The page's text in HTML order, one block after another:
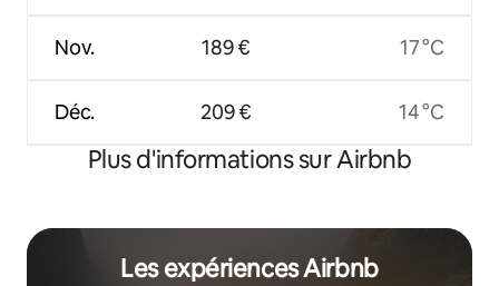
Nov.
Déc.
189 €
209 €
17 °C
14 °C
Plus d'informations sur Airbnb
Les expériences Airbnb